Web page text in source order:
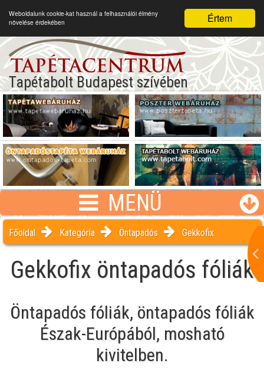
Értem
Weboldalunk cookie-kat használ a felhasználói élmény
növelése érdekében
Tapétabolt Budapest szívében
MENÜ
Főoldal Kategória Öntapadós Gekkofix
Gekkofix öntapadós fóliák
Öntapadós fóliák, öntapadós fóliák
Észak-Európából, mosható
kivitelben.